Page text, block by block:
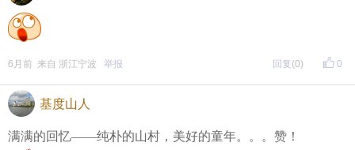
0
6月前 来自 浙江宁波 举报 回复 (0)
基度山人
满满的回忆——纯朴的山村，美好的童年。。。赞！